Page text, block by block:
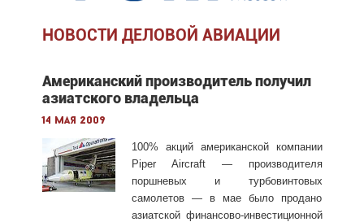
НОВОСТИ ДЕЛОВОЙ АВИАЦИИ
Американский производитель получил
азиатского владельца
14 мая 2009
100% акций американской компании
Piper Aircraft — производителя
поршневых и турбовинтовых
самолетов — в мае было продано
азиатской финансово-инвестиционной